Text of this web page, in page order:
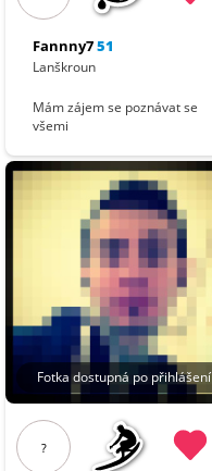
Fannny751
Lanškroun
Mám zájem se poznávat se
všemi
Fotka dostupná po přihlášení
?